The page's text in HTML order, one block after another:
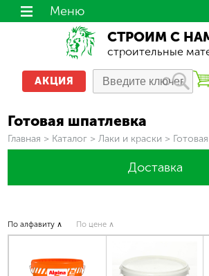
СТРОИМ С
строительные
АКЦИЯ
Меню
Готовая шпатлевка
Вы здесь
Главная > Каталог > Лаки и краски >
Доставка
По алфавиту ∧ По цене ∧